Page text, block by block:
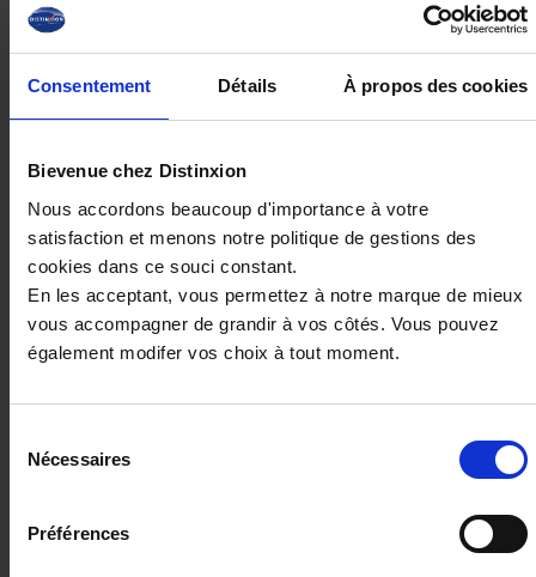
Consentement Détails À propos des cookies
Bievenue chez Distinxion
Nous accordons beaucoup d'importance à votre
satisfaction et menons notre politique de gestions des
cookies dans ce souci constant.
En les acceptant, vous permettez à notre marque de mieux
vous accompagner de grandir à vos côtés. Vous pouvez
également modifer vos choix à tout moment.
Nécessaires
Préférences
PEUGEOT RIFTER
M 1.5 BlueHDI 130 EAT8 Allure
10 km - 2026 - Diesel - Boîte auto
27 980€